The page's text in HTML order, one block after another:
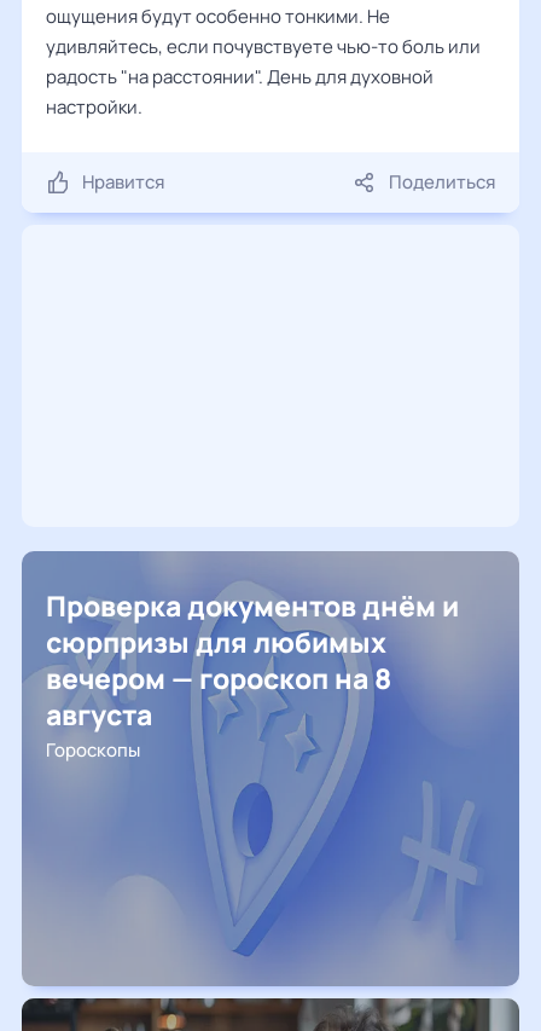
ощущения будут особенно тонкими. Не
удивляйтесь, если почувствуете чью-то боль или
радость "на расстоянии". День для духовной
настройки.
Нравится Поделиться
Проверка документов днём и
сюрпризы для любимых
вечером — гороскоп на 8
августа
Гороскопы